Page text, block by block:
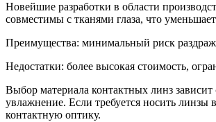
Новейшие разработки в области
совместимы с тканями глаза, что
Преимущества: минимальный риск
Недостатки: более высокая стоимость,
Выбор материала контактных линз
увлажнение. Если требуется носить линзы
контактную оптику.